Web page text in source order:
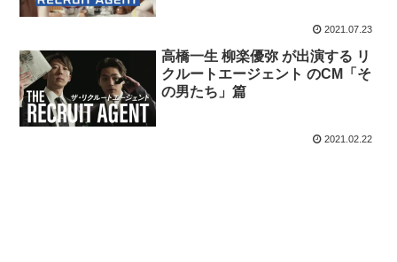
2021.07.23
高橋一生 柳楽優弥 が出演する リ
クルートエージェント のCM「そ
の男たち」篇
2021.02.22